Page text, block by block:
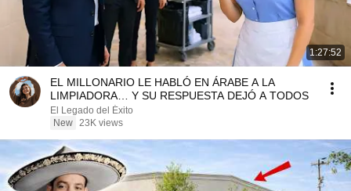
1:27:52
EL MILLONARIO LE HABLÓ EN ÁRABE A LA
LIMPIADORA… Y SU RESPUESTA DEJÓ A TODOS
El Legado del Éxito
New 23K views